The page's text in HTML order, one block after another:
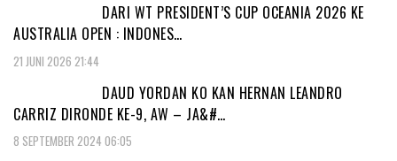
DARI WT PRESIDENT’S CUP OCEANIA 2026 KE
AUSTRALIA OPEN : INDONES…
21 JUNI 2026 21:44
DAUD YORDAN KO KAN HERNAN LEANDRO
CARRIZ DIRONDE KE-9, AW – JA&#…
8 SEPTEMBER 2024 06:05